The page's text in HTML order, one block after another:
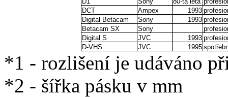
DCT
Ampex 1993
Digital Betacam
Sony 1993
Betacam SX
Sony
Digital S
JVC 1993
D-VHS
JVC 1995
*1 - rozlišení je udáváno
*2 - šířka pásku v mm